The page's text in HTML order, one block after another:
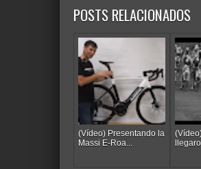
POSTS RELACIONADOS
(Vídeo) Presentando la
Massi E-Roa...